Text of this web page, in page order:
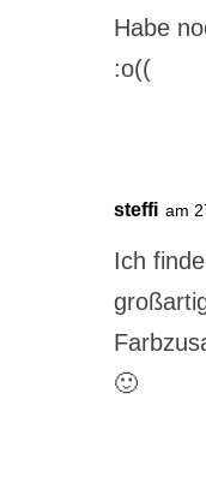
Habe
:o((
steffi am
Ich
🙂